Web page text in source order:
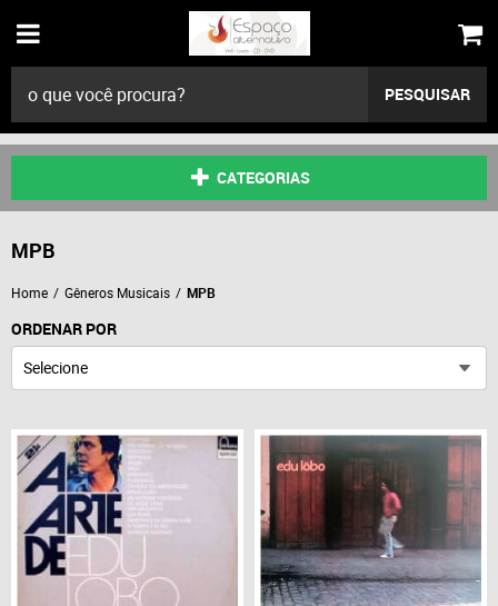
PESQUISAR
CATEGORIAS
MPB
Home Gêneros Musicais MPB
ORDENAR POR
Selecione